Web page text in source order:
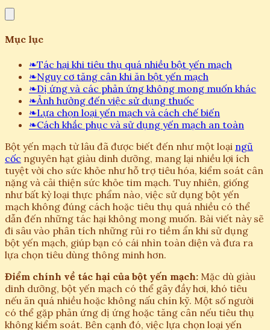
Mục lục
❧Tác hại khi tiêu thụ quá nhiều bột yến mạch
❧Nguy cơ tăng cân khi ăn bột yến mạch
❧Dị ứng và các phản ứng không mong muốn khác
❧Ảnh hưởng đến việc sử dụng thuốc
❧Lựa chọn loại yến mạch và cách chế biến
❧Cách khắc phục và sử dụng yến mạch an toàn
Bột yến mạch từ lâu đã được biết đến như một loại ngũ
cốc nguyên hạt giàu dinh dưỡng, mang lại nhiều lợi ích
tuyệt vời cho sức khỏe như hỗ trợ tiêu hóa, kiểm soát cân
nặng và cải thiện sức khỏe tim mạch. Tuy nhiên, giống
như bất kỳ loại thực phẩm nào, việc sử dụng bột yến
mạch không đúng cách hoặc tiêu thụ quá nhiều có thể
dẫn đến những tác hại không mong muốn. Bài viết này sẽ
đi sâu vào phân tích những rủi ro tiềm ẩn khi sử dụng
bột yến mạch, giúp bạn có cái nhìn toàn diện và đưa ra
lựa chọn tiêu dùng thông minh hơn.
Điểm chính về tác hại của bột yến mạch: Mặc dù giàu
dinh dưỡng, bột yến mạch có thể gây đầy hơi, khó tiêu
nếu ăn quá nhiều hoặc không nấu chín kỹ. Một số người
có thể gặp phản ứng dị ứng hoặc tăng cân nếu tiêu thụ
không kiểm soát. Bên cạnh đó, việc lựa chọn loại yến